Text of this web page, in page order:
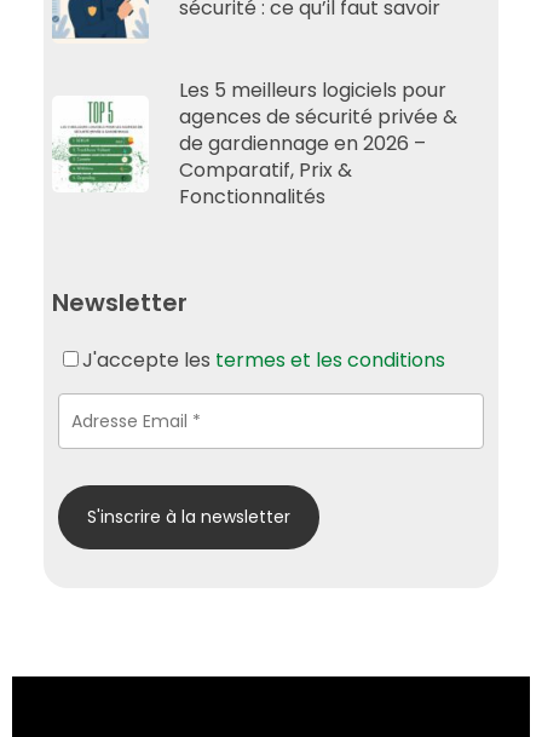
sécurité : ce qu’il faut savoir
Les 5 meilleurs logiciels pour
agences de sécurité privée &
de gardiennage en 2026 –
Comparatif, Prix &
Fonctionnalités
Newsletter
J'accepte les termes et les conditions